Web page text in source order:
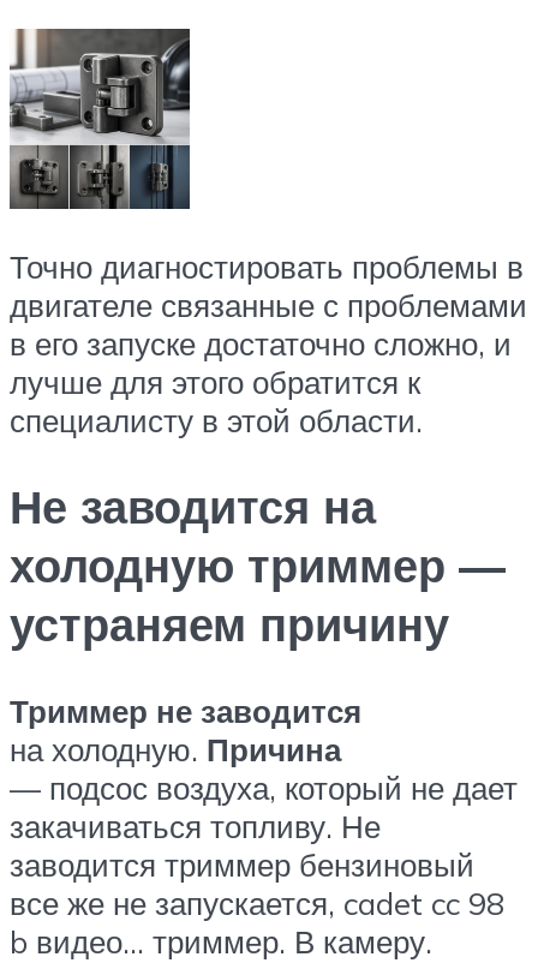
Точно диагностировать проблемы в
двигателе связанные с проблемами
в его запуске достаточно сложно, и
лучше для этого обратится к
специалисту в этой области.
Не заводится на
холодную триммер —
устраняем причину
Триммер не заводится
на холодную. Причина
— подсос воздуха, который не дает
закачиваться топливу. Не
заводится триммер бензиновый
все же не запускается, cadet cc 98
b видео… триммер. В камеру.